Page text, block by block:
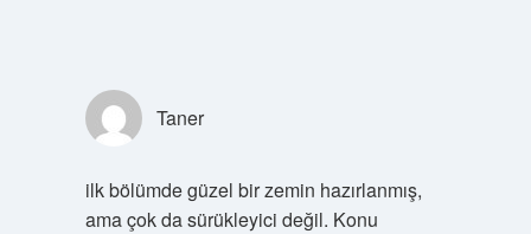
Taner
ilk bölümde güzel bir zemin hazırlanmış,
ama çok da sürükleyici değil. Konu